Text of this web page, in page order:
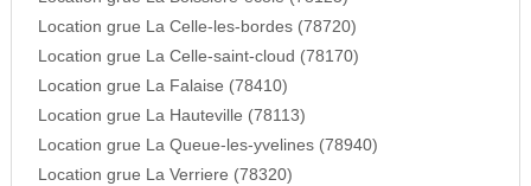
Location grue La Celle-les-bordes (78720)
Location grue La Celle-saint-cloud (78170)
Location grue La Falaise (78410)
Location grue La Hauteville (78113)
Location grue La Queue-les-yvelines (78940)
Location grue La Verriere (78320)